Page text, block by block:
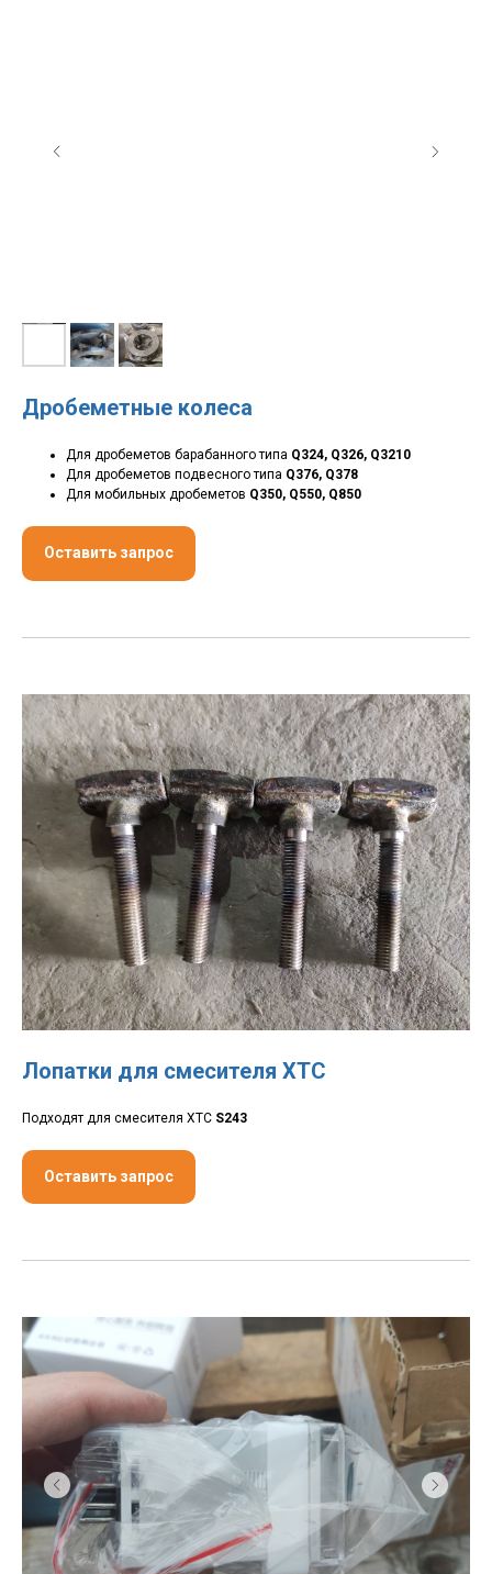
Дробеметные колеса
Для дробеметов барабанного типа Q324, Q326, Q3210
Для дробеметов подвесного типа Q376, Q378
Для мобильных дробеметов Q350, Q550, Q850
Оставить запрос
Лопатки для смесителя ХТС
Подходят для смесителя ХТС S243
Оставить запрос